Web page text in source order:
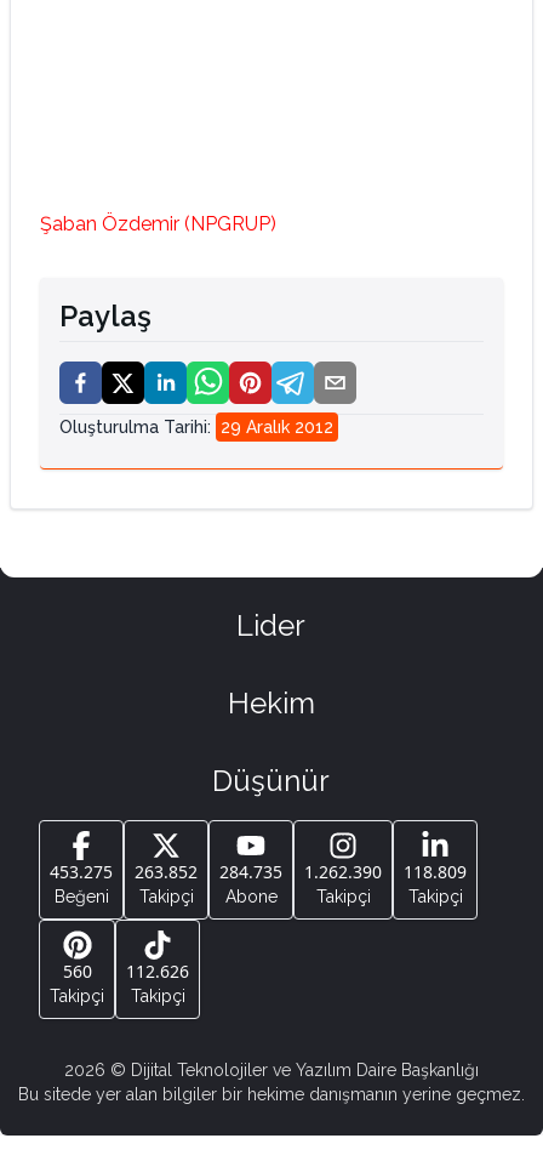
Şaban Özdemir (NPGRUP)
Paylaş
Oluşturulma Tarihi: 29 Aralık 2012
Lider
Hekim
Düşünür
453.275
Beğeni
263.852
Takipçi
284.735
Abone
1.262.390
Takipçi
118.809
Takipçi
560
Takipçi
112.626
Takipçi
2026 © Dijital Teknolojiler ve Yazılım Daire Başkanlığı
Bu sitede yer alan bilgiler bir hekime danışmanın yerine geçmez.